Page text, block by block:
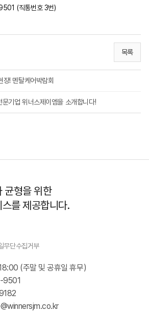
(직통번호 3번)
목록
장! 멘탈케어박람회
기업 위너스제이엠을 소개합니다!
균형을 위한
를 제공합니다.
무단수집거부
(주말 및 공휴일 휴무)